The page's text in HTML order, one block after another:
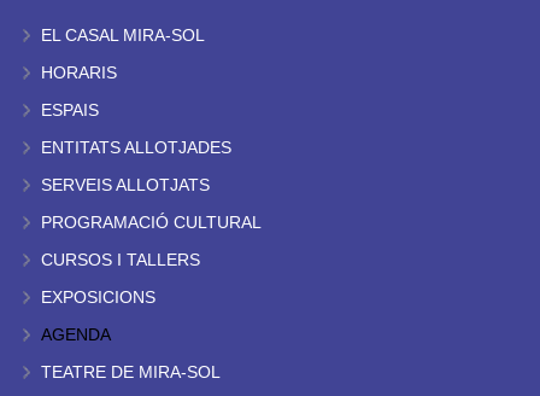
EL CASAL MIRA-SOL
HORARIS
ESPAIS
ENTITATS ALLOTJADES
SERVEIS ALLOTJATS
PROGRAMACIÓ CULTURAL
CURSOS I TALLERS
EXPOSICIONS
AGENDA
TEATRE DE MIRA-SOL